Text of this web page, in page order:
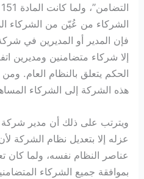
الشركاء من عُيّن من الشركاء
فإن المدير أو المديرين في
إلا شركاء متضامنين ومديرين
الحكم يتعلق بالنظام العام. ومن
هذه الشركة إلى الشركاء
ويترتب على ذلك أن مدير شركة
عزله إلا بتعديل نظام الشركة
عناصر النظام نفسه، ولما كان
بموافقة جميع الشركاء